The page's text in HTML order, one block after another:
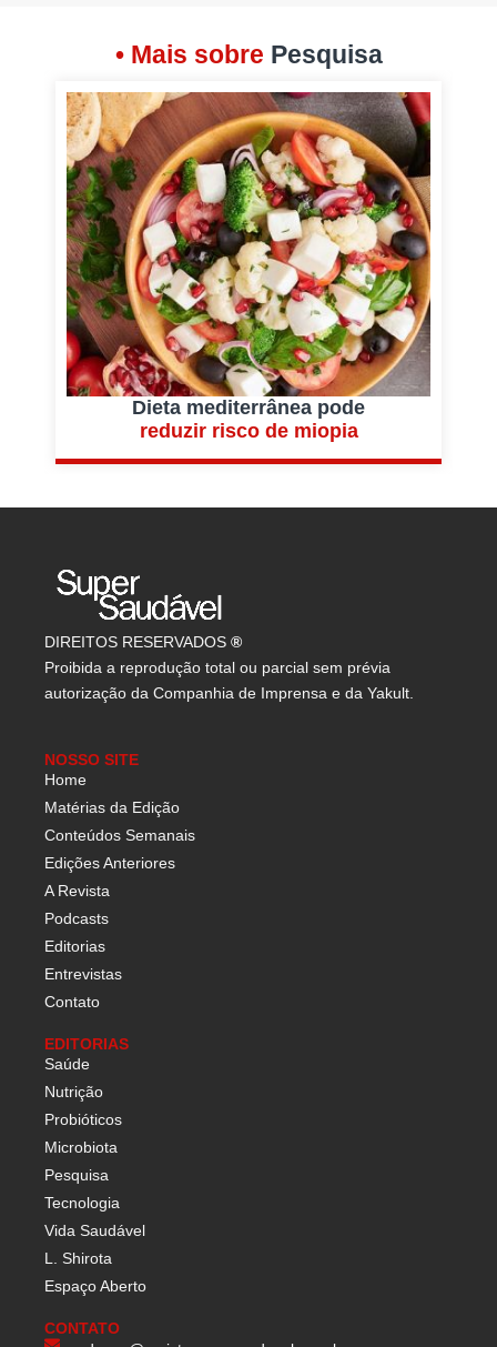
• Mais sobre Pesquisa
Dieta mediterrânea pode
reduzir risco de miopia
DIREITOS RESERVADOS ®
Proibida a reprodução total ou parcial sem prévia
autorização da Companhia de Imprensa e da Yakult.
NOSSO SITE
Home
Matérias da Edição
Conteúdos Semanais
Edições Anteriores
A Revista
Podcasts
Editorias
Entrevistas
Contato
EDITORIAS
Saúde
Nutrição
Probióticos
Microbiota
Pesquisa
Tecnologia
Vida Saudável
L. Shirota
Espaço Aberto
CONTATO